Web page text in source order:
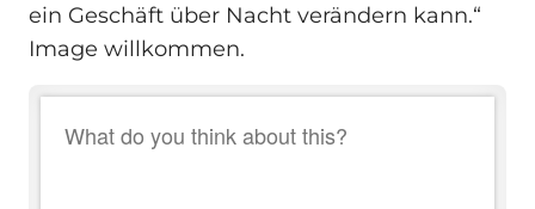
ein Geschäft über Nacht verändern kann.“
Image willkommen.